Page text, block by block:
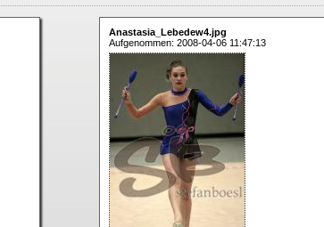
Anastasia_Lebedew4.jpg
Aufgenommen: 2008-04-06 11:47:13